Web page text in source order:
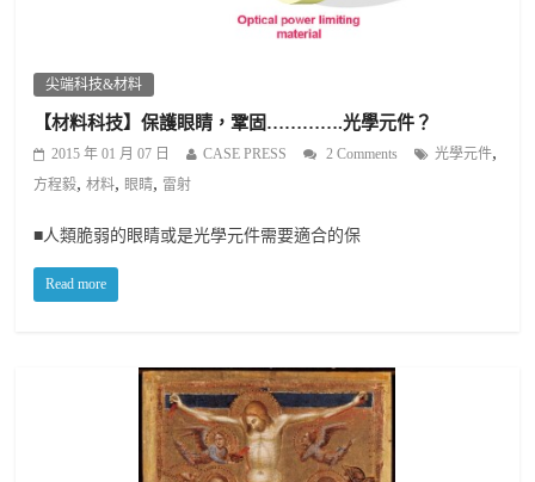
尖端科技&材料
【材料科技】保護眼睛，鞏固………….光學元件？
2015 年 01 月 07 日 CASE PRESS 2 Comments 光學元件,
方程毅,材料, 眼睛, 雷射
■人類脆弱的眼睛或是光學元件需要適合的保
Read more